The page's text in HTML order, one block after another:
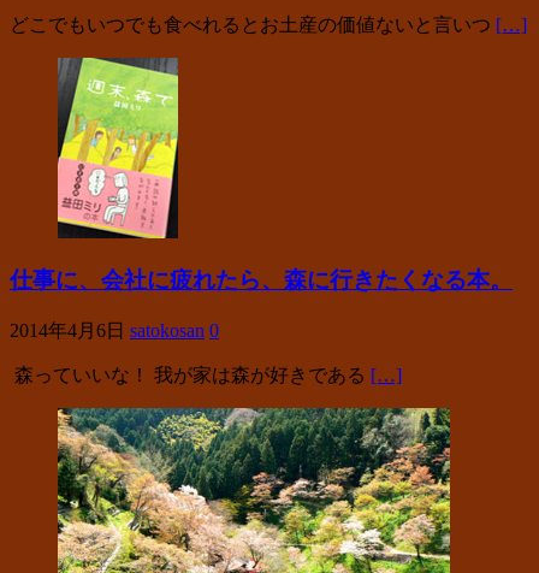
どこでもいつでも食べれるとお土産の価値ないと言いつ […]
仕事に、会社に疲れたら、森に行きたくなる本。
2014年4月6日 satokosan 0
森っていいな！ 我が家は森が好きである […]